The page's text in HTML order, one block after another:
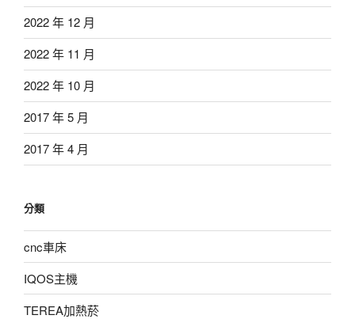
2022 年 12 月
2022 年 11 月
2022 年 10 月
2017 年 5 月
2017 年 4 月
分類
cnc車床
IQOS主機
TEREA加熱菸